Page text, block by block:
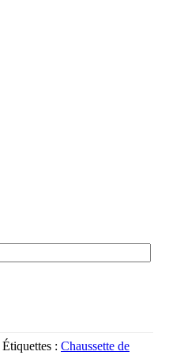
Étiquettes : Chaussette de